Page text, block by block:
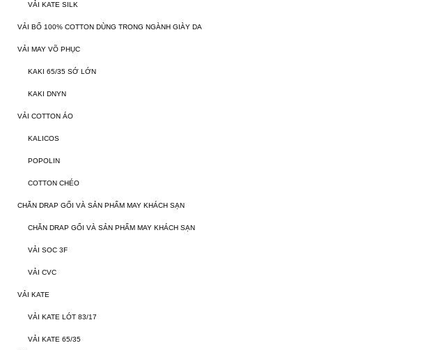
VẢI KATE SILK
VẢI BỐ 100% COTTON DÙNG TRONG NGÀNH GIÀY DA
VẢI MAY VÕ PHỤC
KAKI 65/35 SỚ LỚN
KAKI DNYN
VẢI COTTON ÁO
KALICOS
POPOLIN
COTTON CHÉO
CHĂN DRAP GỐI VÀ SẢN PHẨM MAY KHÁCH SẠN
CHĂN DRAP GỐI VÀ SẢN PHẨM MAY KHÁCH SẠN
VẢI SOC 3F
VẢI CVC
VẢI KATE
VẢI KATE LÓT 83/17
VẢI KATE 65/35